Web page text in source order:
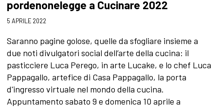
pordenonelegge a Cucinare 2022
5 APRILE 2022
Saranno pagine golose, quelle da sfogliare insieme a
due noti divulgatori social dell’arte della cucina: il
pasticciere Luca Perego, in arte Lucake, e lo chef Luca
Pappagallo, artefice di Casa Pappagallo, la porta
d'ingresso virtuale nel mondo della cucina.
Appuntamento sabato 9 e domenica 10 aprile a